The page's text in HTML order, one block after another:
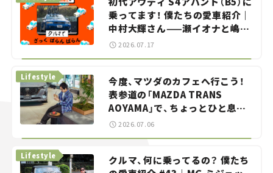
乗ってます！ 僕たちの愛車紹介｜
中村大輝さん——瀬イオナと嶋田
智之の「クルマでざっくばらんば
らん！」＃20
2026.07.17
今度、マツダのカフェへ行こう！
表参道の「MAZDA TRANS
AOYAMA」で、ちょっとひと息。
——連載｜CCGとクルマでどうす
Lifestyle
2026.07.06
クルマ、何に乗ってるの？ 僕たち
Lifestyle